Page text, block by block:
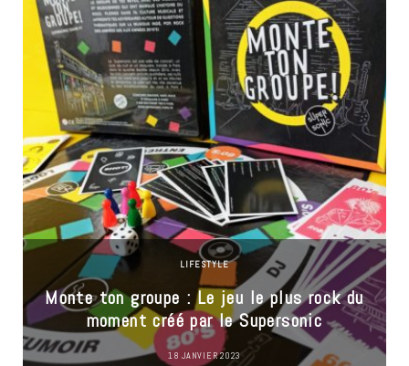
LIFESTYLE
Monte ton groupe : Le jeu le plus rock du
moment créé par le Supersonic
18 JANVIER 2023